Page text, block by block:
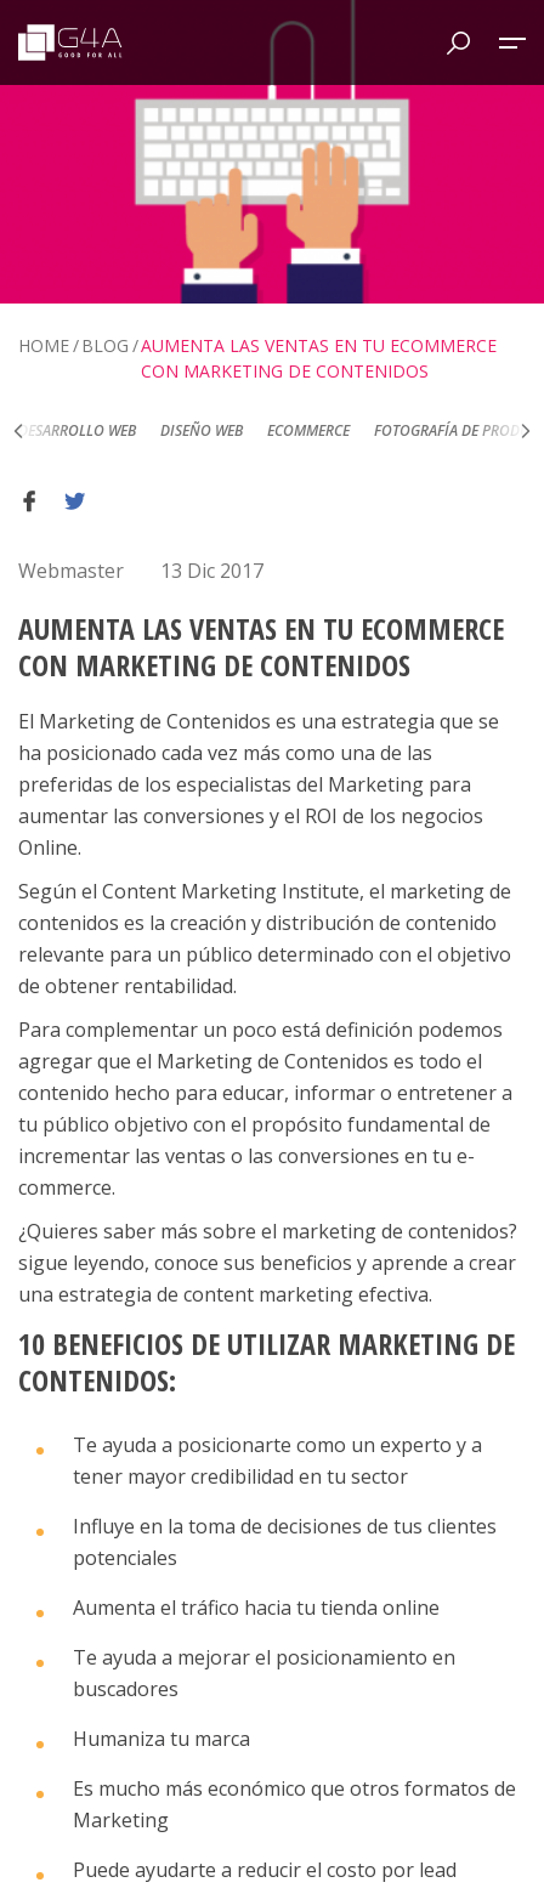
HOME BLOG AUMENTA LAS VENTAS EN TU ECOMMERCE
CON MARKETING DE CONTENIDOS
DESARROLLO WEB DISEÑO WEB ECOMMERCE FOTOGRAFÍA DE
Webmaster 13 Dic 2017
AUMENTA LAS VENTAS EN TU ECOMMERCE
CON MARKETING DE CONTENIDOS
El Marketing de Contenidos es una estrategia que se
ha posicionado cada vez más como una de las
preferidas de los especialistas del Marketing para
aumentar las conversiones y el ROI de los negocios
Online.
Según el Content Marketing Institute, el marketing de
contenidos es la creación y distribución de contenido
relevante para un público determinado con el objetivo
de obtener rentabilidad.
Para complementar un poco está definición podemos
agregar que el Marketing de Contenidos es todo el
contenido hecho para educar, informar o entretener a
tu público objetivo con el propósito fundamental de
incrementar las ventas o las conversiones en tu e-
commerce.
¿Quieres saber más sobre el marketing de contenidos?
sigue leyendo, conoce sus beneficios y aprende a crear
una estrategia de content marketing efectiva.
10 BENEFICIOS DE UTILIZAR MARKETING DE
CONTENIDOS:
Te ayuda a posicionarte como un experto y a
tener mayor credibilidad en tu sector
Influye en la toma de decisiones de tus clientes
potenciales
Aumenta el tráfico hacia tu tienda online
Te ayuda a mejorar el posicionamiento en
buscadores
Humaniza tu marca
Es mucho más económico que otros formatos de
Marketing
Puede ayudarte a reducir el costo por lead